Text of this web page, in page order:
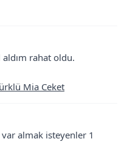
rahat oldu.
Mia Ceket
almak isteyenler 1